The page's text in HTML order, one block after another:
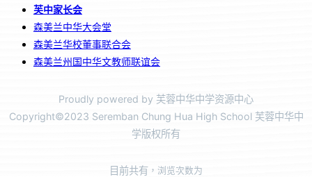
芙中家长会
森美兰中华大会堂
森美兰华校董事联合会
森美兰州国中华文教师联谊会
Proudly powered by 芙蓉中华中学资源中心
Copyright©2023 Seremban Chung Hua High School 芙蓉中华中
学版权所有
目前共有 ，浏览次数为